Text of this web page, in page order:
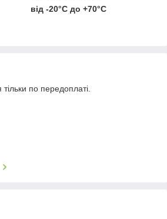
від -20°C до +70°C
по передоплаті.